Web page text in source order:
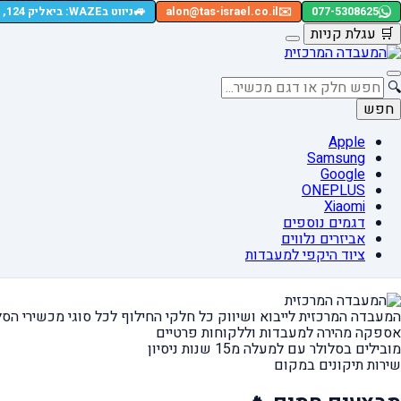
077-5308625
✉️
alon@tas-israel.co.il
🚙ניווט בWAZE: ביאליק 124, רמת גן
🛒 עגלת קניות
🔍
חפש
Apple
Samsung
Google
ONEPLUS
Xiaomi
דגמים נוספים
אביזרים נלווים
ציוד היקפי למעבדות
המעבדה המרכזית לייבוא ושיווק כל חלקי החילוף לכל סוגי מכשירי
אספקה מהירהלמעבדות וללקוחות פרטיים
מובילים בסלולר עם למעלה מ15 שנות ניסיון
שירות תיקונים במקום